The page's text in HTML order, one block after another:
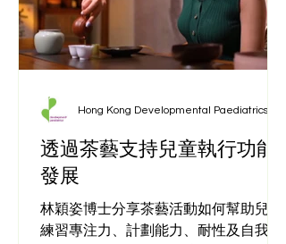
透過茶藝支持兒童執行功能
發展
林穎姿博士分享茶藝活動如何幫助兒童
練習專注力、計劃能力、耐性及自我控